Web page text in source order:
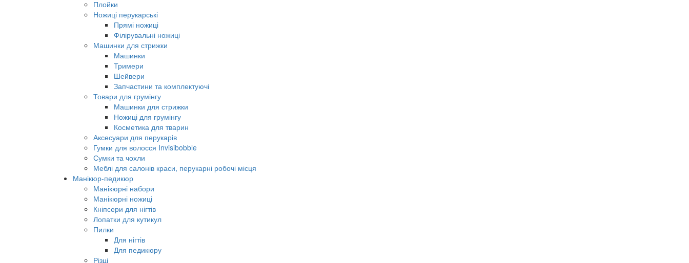
Плойки
Ножиці перукарські
Прямі ножиці
Філірувальні ножиці
Машинки для стрижки
Машинки
Тримери
Шейвери
Запчастини та комплектуючі
Товари для грумінгу
Машинки для стрижки
Ножиці для грумінгу
Косметика для тварин
Аксесуари для перукарів
Гумки для волосся Invisibobble
Сумки та чохли
Меблі для салонів краси, перукарні робочі місця
Манікюр-педикюр
Манікюрні набори
Манікюрні ножиці
Кніпсери для нігтів
Лопатки для кутикул
Пилки
Для нігтів
Для педикюру
Різці